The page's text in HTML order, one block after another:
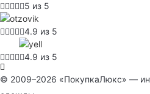
5 из 5
4.9 из 5
4.9 из 5
© 2009–2026 «ПокупкаЛюкс» —